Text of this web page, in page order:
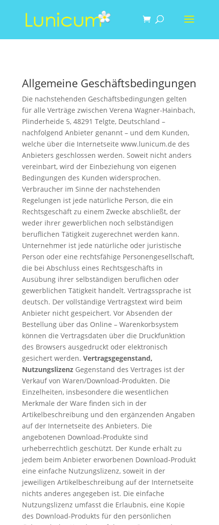
Allgemeine Geschäftsbedingungen
Die nachstehenden Geschäftsbedingungen gelten
für alle Verträge zwischen Verena Wagner-Hainbach,
Plinderheide 5, 48291 Telgte, Deutschland –
nachfolgend Anbieter genannt – und dem Kunden,
welche über die Internetseite www.lunicum.de des
Anbieters geschlossen werden. Soweit nicht anders
vereinbart, wird der Einbeziehung von eigenen
Bedingungen des Kunden widersprochen.
Verbraucher im Sinne der nachstehenden
Regelungen ist jede natürliche Person, die ein
Rechtsgeschäft zu einem Zwecke abschließt, der
weder ihrer gewerblichen noch selbständigen
beruflichen Tätigkeit zugerechnet werden kann.
Unternehmer ist jede natürliche oder juristische
Person oder eine rechtsfähige Personengesellschaft,
die bei Abschluss eines Rechtsgeschäfts in
Ausübung ihrer selbständigen beruflichen oder
gewerblichen Tätigkeit handelt. Vertragssprache ist
deutsch. Der vollständige Vertragstext wird beim
Anbieter nicht gespeichert. Vor Absenden der
Bestellung über das Online – Warenkorbsystem
können die Vertragsdaten über die Druckfunktion
des Browsers ausgedruckt oder elektronisch
gesichert werden. Vertragsgegenstand,
NutzungslizenzGegenstand des Vertrages ist der
Verkauf von Waren/Download-Produkten. Die
Einzelheiten, insbesondere die wesentlichen
Merkmale der Ware finden sich in der
Artikelbeschreibung und den ergänzenden Angaben
auf der Internetseite des Anbieters. Die
angebotenen Download-Produkte sind
urheberrechtlich geschützt. Der Kunde erhält zu
jedem beim Anbieter erworbenen Download-Produkt
eine einfache Nutzungslizenz, soweit in der
jeweiligen Artikelbeschreibung auf der Internetseite
nichts anderes angegeben ist. Die einfache
Nutzungslizenz umfasst die Erlaubnis, eine Kopie
des Download-Produkts für den persönlichen